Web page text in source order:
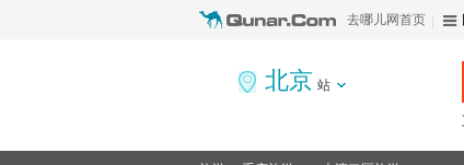
去哪儿网首页
北京 站